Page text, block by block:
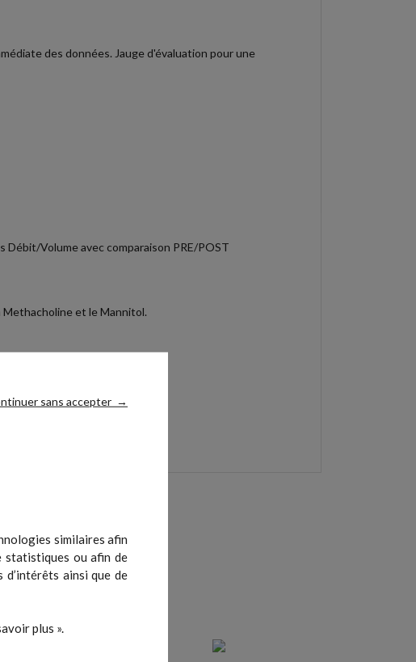
sans accepter →
similaires afin
statistiques ou afin de
ainsi que de
plus ».
des données. Jauge d'évaluation pour une
Volume avec comparaison PRE/POST
Methacholine et le Mannitol.